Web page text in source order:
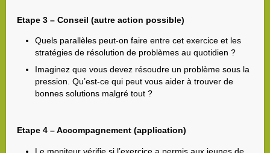
Etape 3 – Conseil (autre action possible)
Quels parallèles peut-on faire entre cet exercice et les
stratégies de résolution de problèmes au quotidien ?
Imaginez que vous devez résoudre un problème sous la
pression. Qu’est-ce qui peut vous aider à trouver de
bonnes solutions malgré tout ?
Etape 4 – Accompagnement (application)
Le moniteur vérifie si l’exercice a permis aux jeunes de